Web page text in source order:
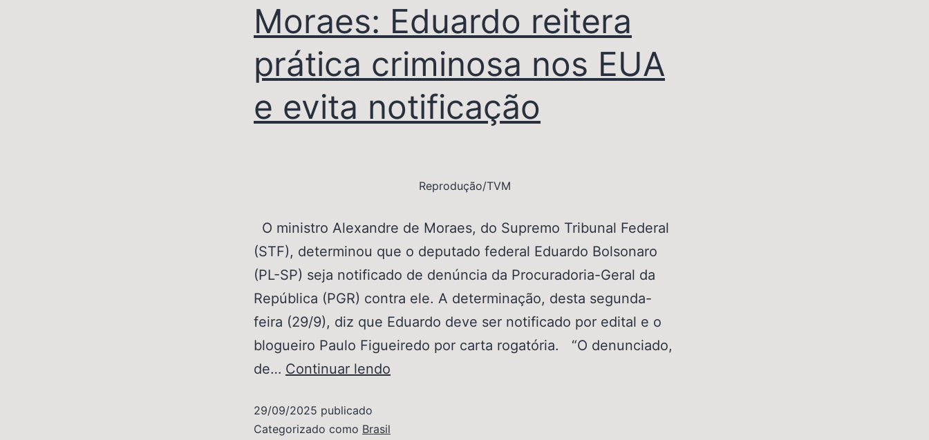
Moraes: Eduardo reitera
prática criminosa nos EUA
e evita notificação
Reprodução/TVM
O ministro Alexandre de Moraes, do Supremo Tribunal Federal
(STF), determinou que o deputado federal Eduardo Bolsonaro
(PL-SP) seja notificado de denúncia da Procuradoria-Geral da
República (PGR) contra ele. A determinação, desta segunda-
feira (29/9), diz que Eduardo deve ser notificado por edital e o
blogueiro Paulo Figueiredo por carta rogatória. “O denunciado,
de… Continuar lendo
29/09/2025 publicado
Categorizado como Brasil